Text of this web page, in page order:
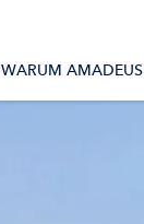
WARUM AMADEUS